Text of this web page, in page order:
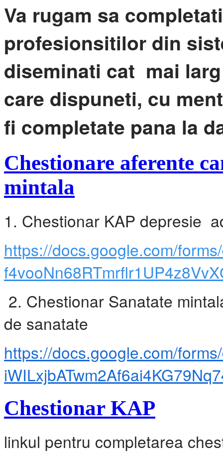
Va rugam sa
profesionsitilor din
diseminati cat mai
care dispuneti, cu
fi completate pana la
Chestionare aferente
mintala
1. Chestionar KAP depresie
https://docs.google.com/
2. Chestionar Sanatate
de sanatate
https://docs.google.com/
Chestionar KAP
linkul pentru completarea